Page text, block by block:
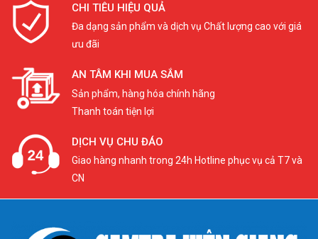
CHI TIÊU HIỆU QUẢ
Đa dạng sản phẩm và dịch vụ Chất lượng cao với giá
ưu đãi
AN TÂM KHI MUA SẮM
Sản phẩm, hàng hóa chính hãng
Thanh toán tiện lợi
DỊCH VỤ CHU ĐÁO
Giao hàng nhanh trong 24h Hotline phục vụ cả T7 và
CN